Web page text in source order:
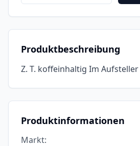
Produktbeschreibung
Z. T. koffeinhaltig Im Aufsteller
Produktinformationen
Markt: